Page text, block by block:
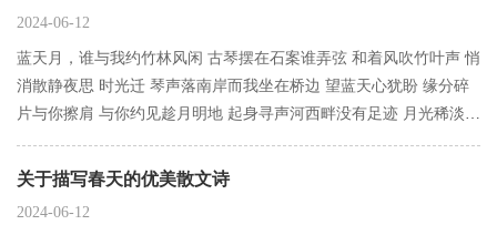
2024-06-12
蓝天月，谁与我约竹林风闲 古琴摆在石案谁弄弦 和着风吹竹叶声 悄
消散静夜思 时光迁 琴声落南岸而我坐在桥边 望蓝天心犹盼 缘分碎
片与你擦肩 与你约见趁月明地 起身寻声河西畔没有足迹 月光稀淡琴
音犹悠然 蓝天醉容颜月栖水中央 木桨摇晃 鳞波微泛忽不觉 琴声已
断当我去时 偶然 与你擦肩没见你纤手抚古琴…
关于描写春天的优美散文诗
2024-06-12